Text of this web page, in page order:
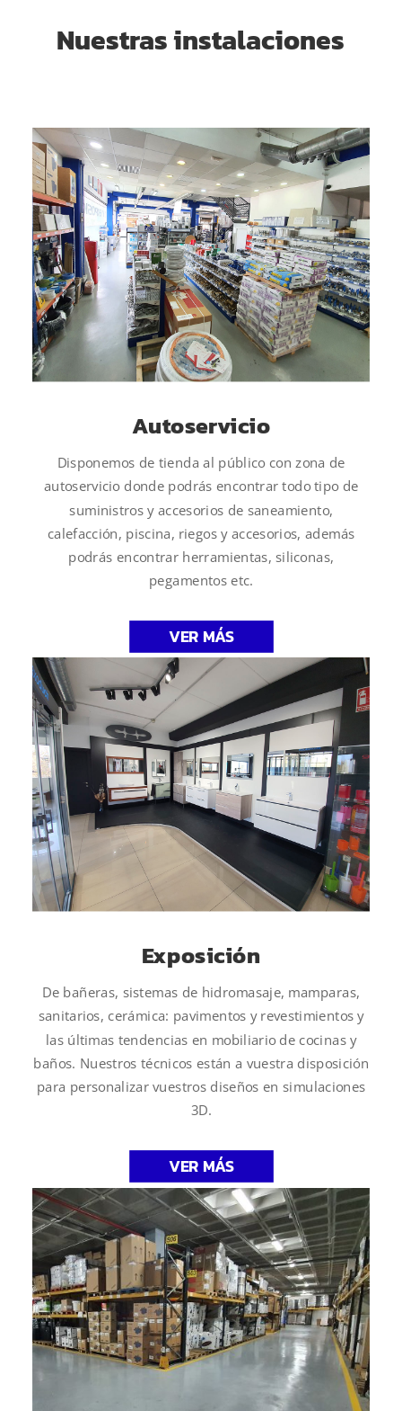
Nuestras instalaciones
Autoservicio
Disponemos de tienda al público con zona de
autoservicio donde podrás encontrar todo tipo de
suministros y accesorios de saneamiento,
calefacción, piscina, riegos y accesorios, además
podrás encontrar herramientas, siliconas,
pegamentos etc.
VER MÁS
Exposición
De bañeras, sistemas de hidromasaje, mamparas,
sanitarios, cerámica: pavimentos y revestimientos y
las últimas tendencias en mobiliario de cocinas y
baños. Nuestros técnicos están a vuestra disposición
para personalizar vuestros diseños en simulaciones
3D.
VER MÁS